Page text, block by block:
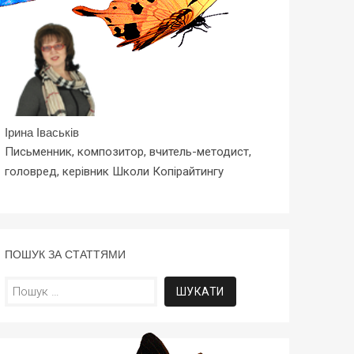
Ірина Іваськів
Письменник, композитор, вчитель-методист,
головред, керівник Школи Копірайтингу
ПОШУК ЗА СТАТТЯМИ
Пошук: